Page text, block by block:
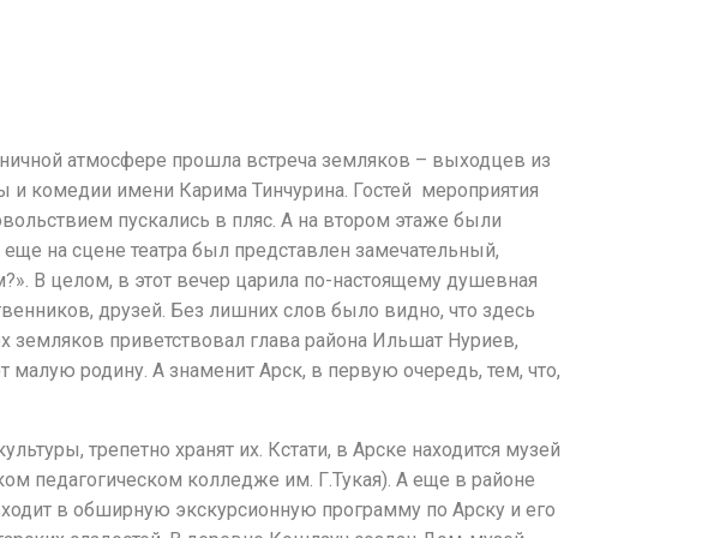
атмосфере прошла встреча земляков – выходцев из
и комедии имени Карима Тинчурина. Гостей мероприятия
пускались в пляс. А на втором этаже были
на сцене театра был представлен замечательный,
В целом, в этот вечер царила по-настоящему душевная
друзей. Без лишних слов было видно, что здесь
приветствовал глава района Ильшат Нуриев,
малую родину. А знаменит Арск, в первую очередь, тем, что,
трепетно хранят их. Кстати, в Арске находится музей
педагогическом колледже им. Г.Тукая). А еще в районе
в обширную экскурсионную программу по Арску и его